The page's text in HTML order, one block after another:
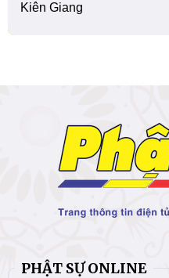
Kiên Giang
PHẬT SỰ ONLINE